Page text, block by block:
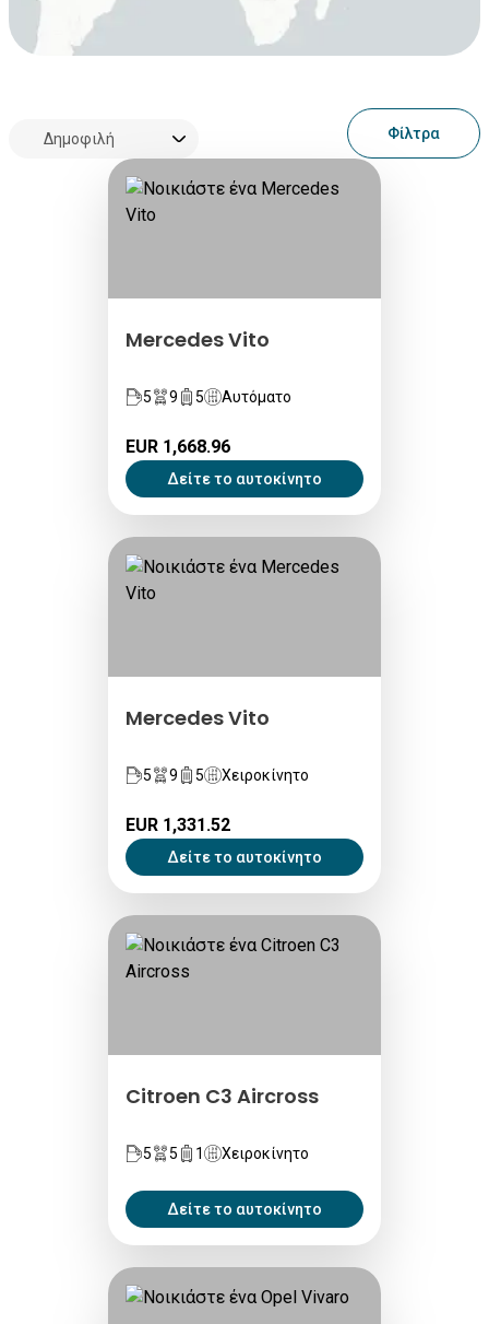
Φίλτρα
Mercedes Vito
5 9 5 Αυτόματο
EUR 1,668.96
Δείτε το αυτοκίνητο
Mercedes Vito
5 9 5 Χειροκίνητο
EUR 1,331.52
Δείτε το αυτοκίνητο
Citroen C3 Aircross
5 5 1 Χειροκίνητο
Δείτε το αυτοκίνητο